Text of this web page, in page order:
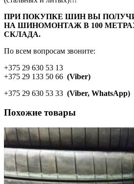
ПРИ ПОКУПКЕ ШИН ВЫ
НА ШИНОМОНТАЖ В 100
СКЛАДА.
По всем вопросам звоните:
+375 29 630 53 13
+375 29 133 50 66 (Viber)
+375 29 630 53 33 (Viber, WhatsApp)
Похожие товары